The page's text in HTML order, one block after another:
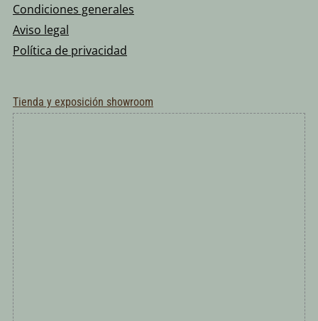
Condiciones generales
Aviso legal
Política de privacidad
Tienda y exposición showroom